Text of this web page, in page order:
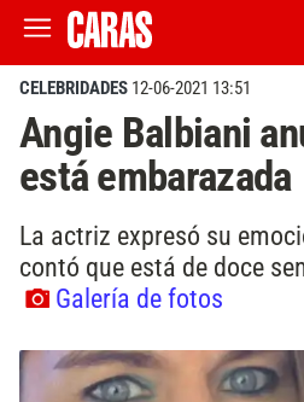
CELEBRIDADES 12-06-2021 13:51
Angie Balbiani
está embarazada
La actriz expresó su
contó que está de doce
Galería de fotos